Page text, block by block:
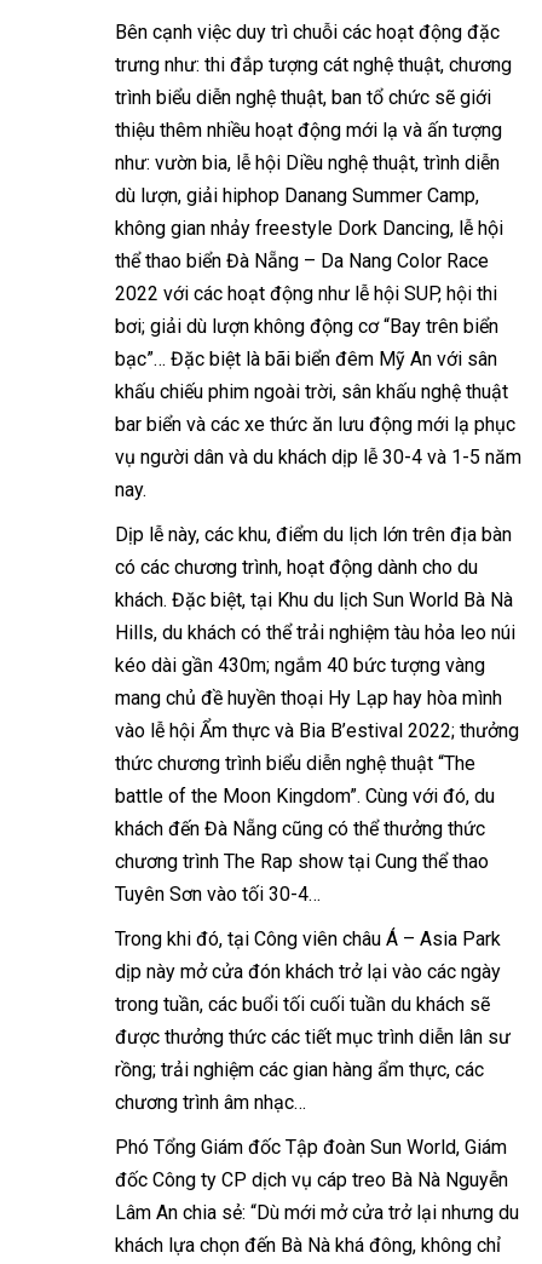
Bên cạnh việc duy trì chuỗi các hoạt động đặc
trưng như: thi đắp tượng cát nghệ thuật, chương
trình biểu diễn nghệ thuật, ban tổ chức sẽ giới
thiệu thêm nhiều hoạt động mới lạ và ấn tượng
như: vườn bia, lễ hội Diều nghệ thuật, trình diễn
dù lượn, giải hiphop Danang Summer Camp,
không gian nhảy freestyle Dork Dancing, lễ hội
thể thao biển Đà Nẵng – Da Nang Color Race
2022 với các hoạt động như lễ hội SUP, hội thi
bơi; giải dù lượn không động cơ “Bay trên biển
bạc”… Đặc biệt là bãi biển đêm Mỹ An với sân
khấu chiếu phim ngoài trời, sân khấu nghệ thuật
bar biển và các xe thức ăn lưu động mới lạ phục
vụ người dân và du khách dịp lễ 30-4 và 1-5 năm
nay.
Dịp lễ này, các khu, điểm du lịch lớn trên địa bàn
có các chương trình, hoạt động dành cho du
khách. Đặc biệt, tại Khu du lịch Sun World Bà Nà
Hills, du khách có thể trải nghiệm tàu hỏa leo núi
kéo dài gần 430m; ngắm 40 bức tượng vàng
mang chủ đề huyền thoại Hy Lạp hay hòa mình
vào lễ hội Ẩm thực và Bia B’estival 2022; thưởng
thức chương trình biểu diễn nghệ thuật “The
battle of the Moon Kingdom”. Cùng với đó, du
khách đến Đà Nẵng cũng có thể thưởng thức
chương trình The Rap show tại Cung thể thao
Tuyên Sơn vào tối 30-4…
Trong khi đó, tại Công viên châu Á – Asia Park
dịp này mở cửa đón khách trở lại vào các ngày
trong tuần, các buổi tối cuối tuần du khách sẽ
được thưởng thức các tiết mục trình diễn lân sư
rồng; trải nghiệm các gian hàng ẩm thực, các
chương trình âm nhạc…
Phó Tổng Giám đốc Tập đoàn Sun World, Giám
đốc Công ty CP dịch vụ cáp treo Bà Nà Nguyễn
Lâm An chia sẻ: “Dù mới mở cửa trở lại nhưng du
khách lựa chọn đến Bà Nà khá đông, không chỉ